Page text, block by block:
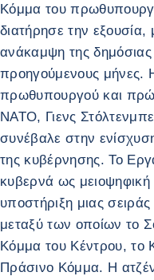
Κόμμα του
διατήρησε την
ανάκαμψη της
προηγούμενους μήνες.
πρωθυπουργού και
ΝΑΤΟ, Γιενς
συνέβαλε στην
της κυβέρνησης. Το
κυβερνά ως
υποστήριξη μιας
μεταξύ των οποίων το
Κόμμα του Κέντρου, το
Πράσινο Κόμμα. Η